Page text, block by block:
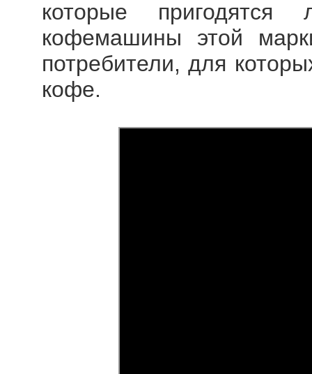
которые
кофемашины этой
потребители, для
кофе.